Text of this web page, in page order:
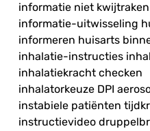
informatie niet
informatie-uitwisseling
informeren huisarts
inhalatie-instructies
inhalatiekracht checken
inhalatorkeuze DPI
instabiele patiënten
instructievideo